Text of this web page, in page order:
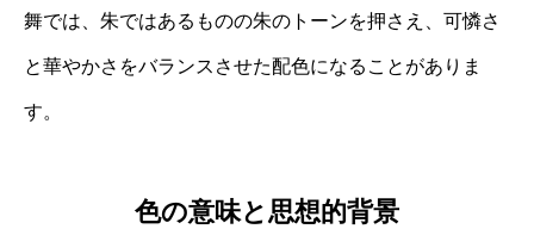
舞では、朱ではあるものの朱のトーンを押さえ、可憐さ
と華やかさをバランスさせた配色になることがありま
す。
色の意味と思想的背景